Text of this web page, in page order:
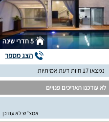
5 חדרי שינה
הצג מספר
נמצאו 17 חוות דעת אמיתיות
לא עודכנו תאריכים פנויים
אמצ"ש לא עודכן